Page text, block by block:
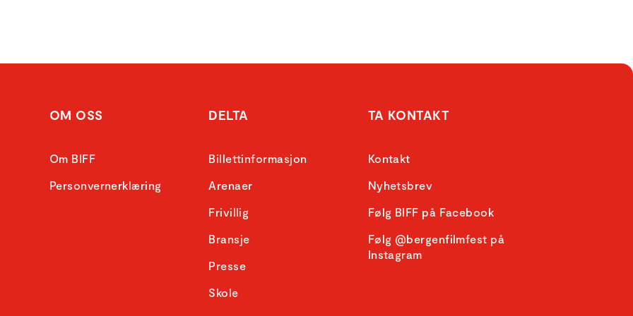
OM OSS
Om BIFF
Personvernerklæring
DELTA
Billettinformasjon
Arenaer
Frivillig
Bransje
Presse
Skole
TA KONTAKT
Kontakt
Nyhetsbrev
Følg BIFF på Facebook
Følg @bergenfilmfest på
Instagram